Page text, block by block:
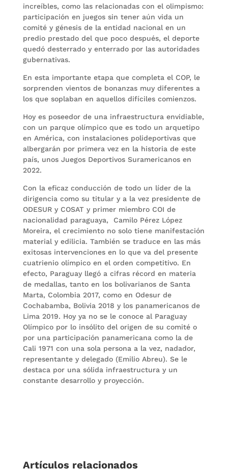
increíbles, como las relacionadas con el olimpismo:
participación en juegos sin tener aún vida un
comité y génesis de la entidad nacional en un
predio prestado del que poco después, el deporte
quedó desterrado y enterrado por las autoridades
gubernativas.
En esta importante etapa que completa el COP, le
sorprenden vientos de bonanzas muy diferentes a
los que soplaban en aquellos difíciles comienzos.
Hoy es poseedor de una infraestructura envidiable,
con un parque olímpico que es todo un arquetipo
en América, con instalaciones polideportivas que
albergarán por primera vez en la historia de este
país, unos Juegos Deportivos Suramericanos en
2022.
Con la eficaz conducción de todo un líder de la
dirigencia como su titular y a la vez presidente de
ODESUR y COSAT y primer miembro COI de
nacionalidad paraguaya, Camilo Pérez López
Moreira, el crecimiento no solo tiene manifestación
material y edilicia. También se traduce en las más
exitosas intervenciones en lo que va del presente
cuatrienio olímpico en el orden competitivo. En
efecto, Paraguay llegó a cifras récord en materia
de medallas, tanto en los bolivarianos de Santa
Marta, Colombia 2017, como en Odesur de
Cochabamba, Bolivia 2018 y los panamericanos de
Lima 2019. Hoy ya no se le conoce al Paraguay
Olímpico por lo insólito del origen de su comité o
por una participación panamericana como la de
Cali 1971 con una sola persona a la vez, nadador,
representante y delegado (Emilio Abreu). Se le
destaca por una sólida infraestructura y un
constante desarrollo y proyección.
Artículos relacionados